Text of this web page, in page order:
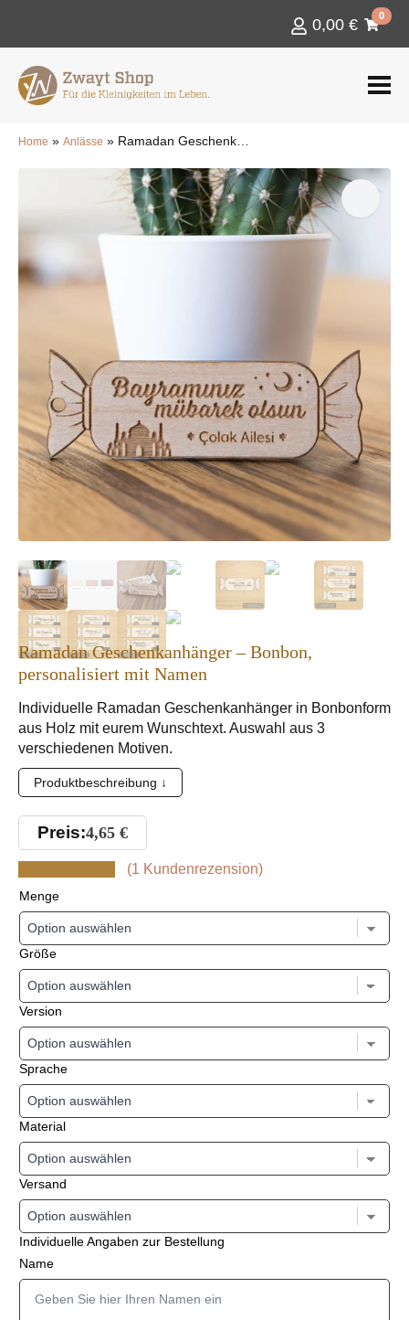
0,00 € 0
Home » Anlässe » Ramadan Geschenkanhänger – Bonbon, personalisiert mit Namen
Ramadan Geschenkanhänger – Bonbon,
personalisiert mit Namen
Individuelle Ramadan Geschenkanhänger in Bonbonform
aus Holz mit eurem Wunschtext. Auswahl aus 3
verschiedenen Motiven.
Produktbeschreibung ↓
Preis:4,65 €
(1 Kundenrezension)
Menge
Größe
Version
Sprache
Material
Versand
Individuelle Angaben zur Bestellung
Name